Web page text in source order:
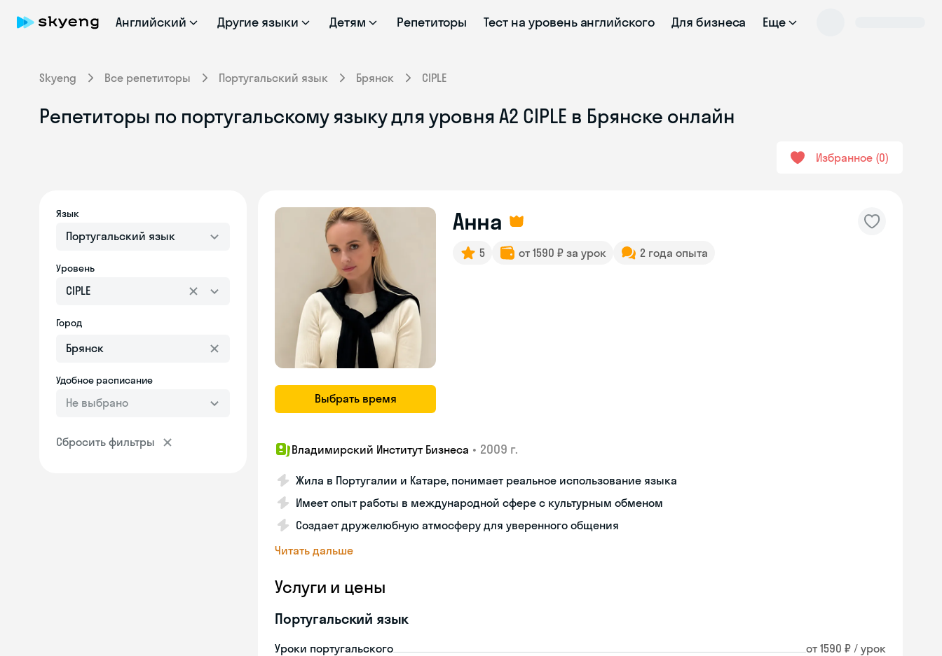
Английский Другие языки Детям Репетиторы Тест на уровень английского Для бизнеса Еще
Skyeng Все репетиторы Португальский язык Брянск CIPLE
Репетиторы по португальскому языку для уровня A2 CIPLE в Брянске онлайн
Избранное 0
Язык
Португальский язык
Уровень
CIPLE
Город
Удобное расписание
Не выбрано
Сбросить фильтры
Выбрать время
Анна
5 от 1590 ₽ за урок 2 года опыта
Владимирский Институт Бизнеса • 2009 г.
Жила в Португалии и Катаре, понимает реальное использование языка
Имеет опыт работы в международной сфере с культурным обменом
Создает дружелюбную атмосферу для уверенного общения
Читать дальше
Услуги и цены
Португальский язык
Уроки португальского от 1590 ₽ / урок